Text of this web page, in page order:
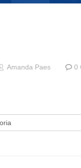
Amanda Paes 0